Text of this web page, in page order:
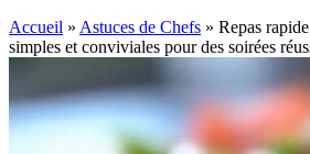
Accueil » Astuces de Chefs » Repas
simples et conviviales pour des soirées